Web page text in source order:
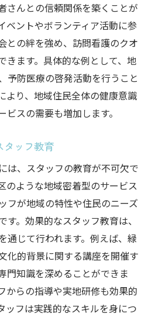
さんとの信頼関係を築くことが
ベントやボランティア活動に参
との絆を強め、訪問看護のクオ
きます。具体的な例として、地
予防医療の啓発活動を行うこと
より、地域住民全体の健康意識
スの需要も増加します。
タッフ教育
は、スタッフの教育が不可欠で
のような地域密着型のサービス
フが地域の特性や住民のニーズ
す。効果的なスタッフ教育は、
通じて行われます。例えば、緑
化的背景に関する講座を開催す
門知識を深めることができま
からの指導や実地研修も効果的
ッフは実践的なスキルを身につ